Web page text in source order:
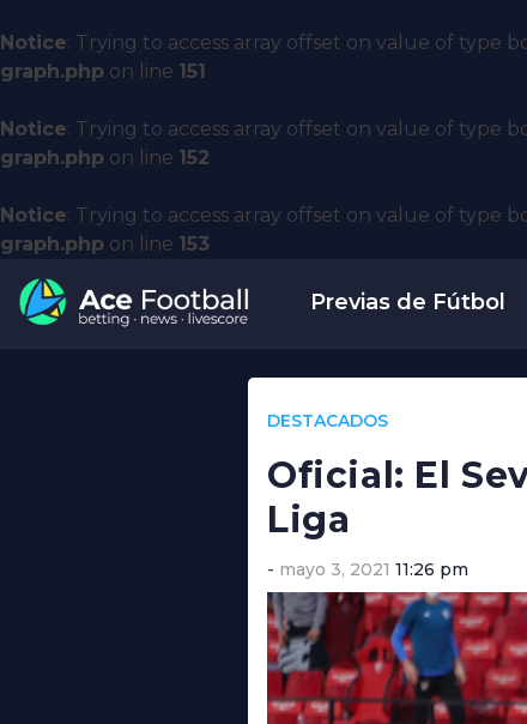
Notice: Trying to access array offset on value of type
graph.php on line 151
Notice: Trying to access array offset on value of type
graph.php on line 152
Notice: Trying to access array offset on value of type
graph.php on line 153
Previas de Fútbol
DESTACADOS
Oficial: El
Liga
mayo 3, 2021 11:26 pm